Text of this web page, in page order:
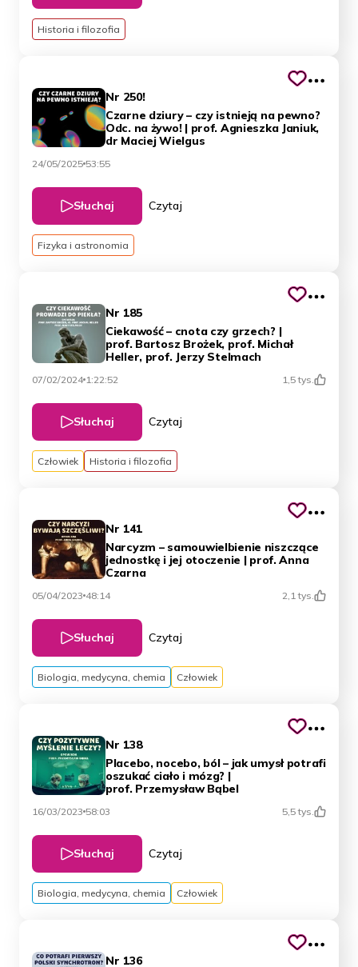
Historia i filozofia
Nr 250!
Czarne dziury – czy istnieją na pewno?
Odc. na żywo! | prof. Agnieszka Janiuk,
dr Maciej Wielgus
24/05/2025 53:55
Słuchaj Czytaj
Fizyka i astronomia
Nr 185
Ciekawość – cnota czy grzech? |
prof. Bartosz Brożek, prof. Michał
Heller, prof. Jerzy Stelmach
07/02/2024 1:22:52 1,5 tys.
Słuchaj Czytaj
Człowiek Historia i filozofia
Nr 141
Narcyzm – samouwielbienie niszczące
jednostkę i jej otoczenie | prof. Anna
Czarna
05/04/2023 48:14 2,1 tys.
Słuchaj Czytaj
Biologia, medycyna, chemia Człowiek
Nr 138
Placebo, nocebo, ból – jak umysł potrafi
oszukać ciało i mózg? |
prof. Przemysław Bąbel
16/03/2023 58:03 5,5 tys.
Słuchaj Czytaj
Biologia, medycyna, chemia Człowiek
Nr 136